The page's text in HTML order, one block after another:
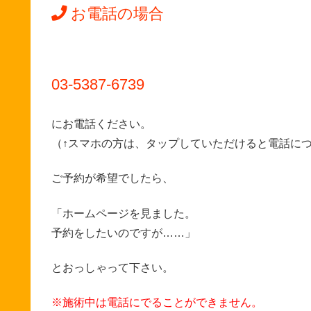
お電話の場合
03-5387-6739
にお電話ください。
（↑スマホの方は、タップしていただけると電話に
ご予約が希望でしたら、
「ホームページを見ました。
予約をしたいのですが……」
とおっしゃって下さい。
※施術中は電話にでることができません。